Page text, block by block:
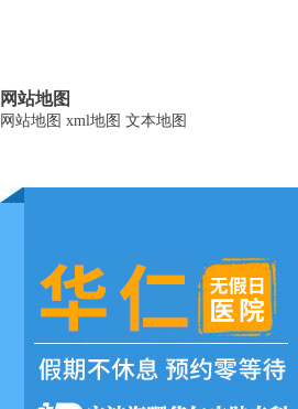
网站地图
网站地图 xml地图 文本地图